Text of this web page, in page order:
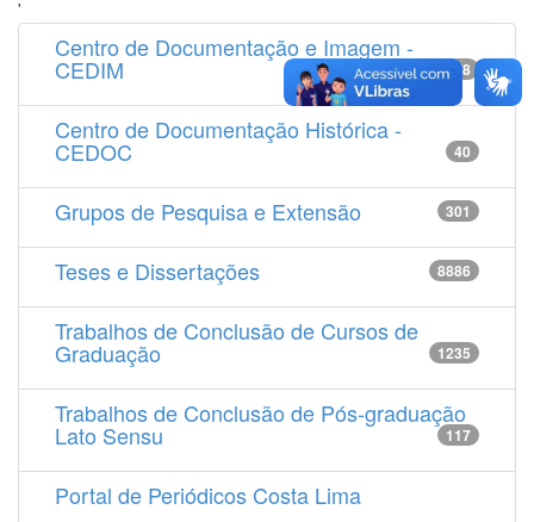
'
Centro de Documentação e Imagem -
CEDIM 14538
Centro de Documentação Histórica -
CEDOC 40
Grupos de Pesquisa e Extensão 301
Teses e Dissertações 8886
Trabalhos de Conclusão de Cursos de
Graduação 1235
Trabalhos de Conclusão de Pós-graduação
Lato Sensu 117
Portal de Periódicos Costa Lima